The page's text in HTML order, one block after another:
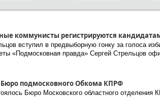
коммунисты регистрируются
вступил в предвыборную гонку за голоса
«Подмосковная правда» Сергей Стрельцов
Бюро подмосковного Обкома КПРФ
Бюро Московского областного